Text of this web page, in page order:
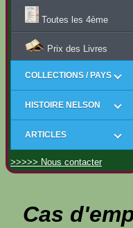
Toutes les 4ème
Prix des Livres
COLLECTIONS / PAYS
HISTOIRE NELSON
ARTICLES
>>>>> Nous contacter
Cas